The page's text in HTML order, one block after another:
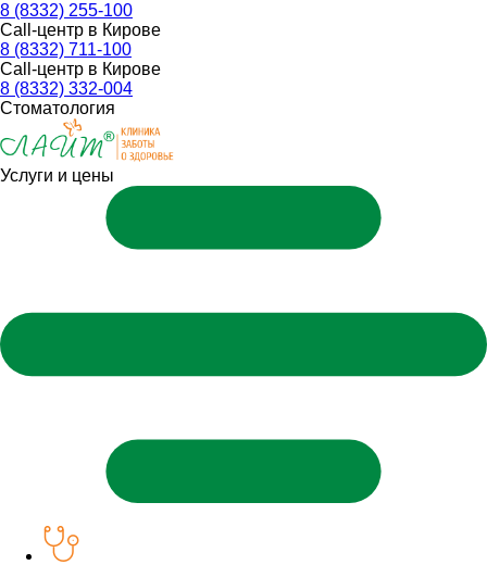
8 (8332) 255-100
Call-центр в Кирове
8 (8332) 711-100
Call-центр в Кирове
8 (8332) 332-004
Стоматология
Услуги и цены